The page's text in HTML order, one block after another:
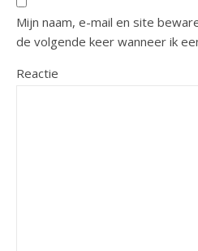
Mijn naam, e-mail en site
de volgende keer wanneer ik
Reactie